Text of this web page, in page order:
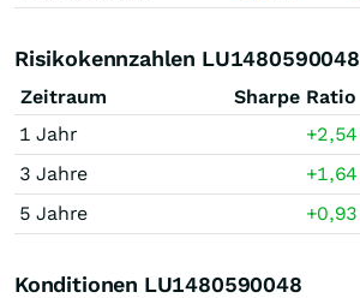
Risikokennzahlen LU1480590048
Zeitraum Sharpe Ratio
1 Jahr
+2,54
3 Jahre
+1,64
5 Jahre
+0,93
Konditionen LU1480590048